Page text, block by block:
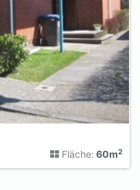
Fläche: 60m2